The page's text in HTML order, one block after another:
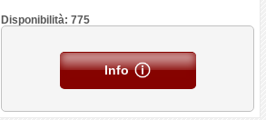
Disponibilità: 775
Info